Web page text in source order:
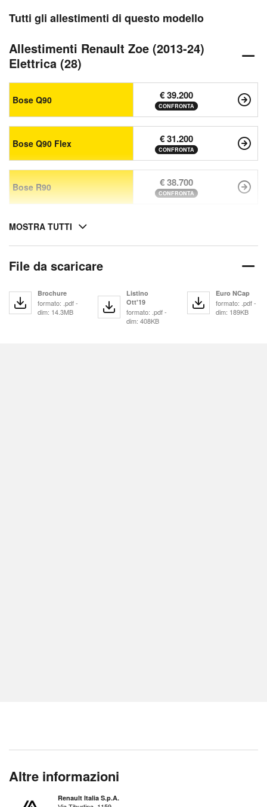
Tutti gli allestimenti di questo modello
Allestimenti Renault Zoe (2013-24)
Elettrica (28)
Bose Q90 € 39.200
CONFRONTA
Bose Q90 Flex € 31.200
CONFRONTA
Bose R90 € 38.700
CONFRONTA
MOSTRA TUTTI
File da scaricare
Brochure
formato: .pdf -
dim: 14.3MB
Listino
Ott'19
formato: .pdf -
dim: 408KB
Euro NCap
formato: .pdf -
dim: 189KB
Altre informazioni
Renault Italia S.p.A.